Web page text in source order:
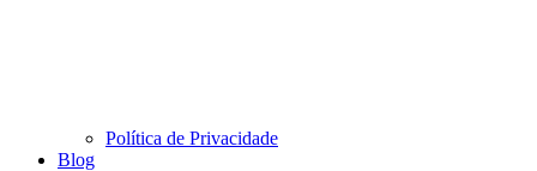
Política de Privacidade
Blog